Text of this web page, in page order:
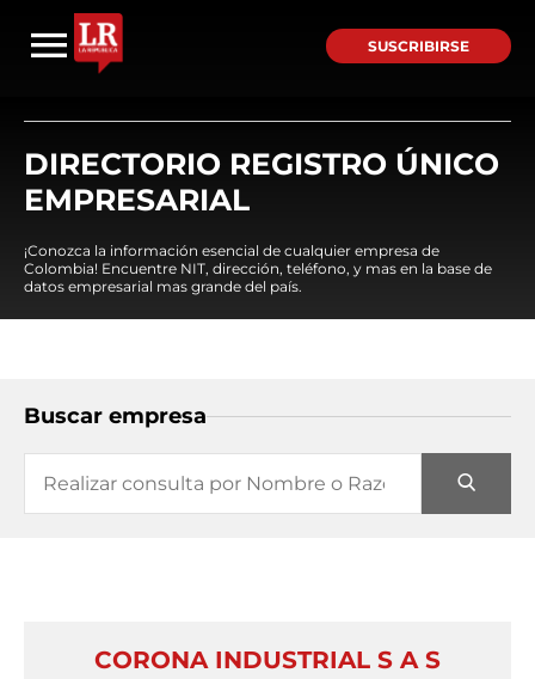
SUSCRIBIRSE
DIRECTORIO REGISTRO ÚNICO
EMPRESARIAL
¡Conozca la información esencial de cualquier empresa de
Colombia! Encuentre NIT, dirección, teléfono, y mas en la base de
datos empresarial mas grande del país.
Buscar empresa
CORONA INDUSTRIAL S A S